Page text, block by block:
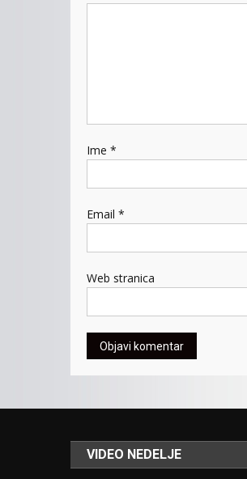
Ime *
Email *
Web stranica
VIDEO NEDELJE